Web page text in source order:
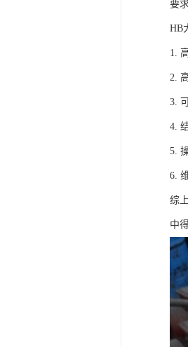
要
HB
1.
2.
3.
4.
5.
6.
综
中